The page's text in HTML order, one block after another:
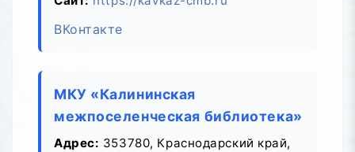
ВКонтакте
МКУ «Калининская
межпоселенческая библиотека»
Адрес: 353780, Краснодарский край,